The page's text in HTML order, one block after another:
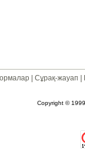
Сұрақ-жауап
Copyright ©